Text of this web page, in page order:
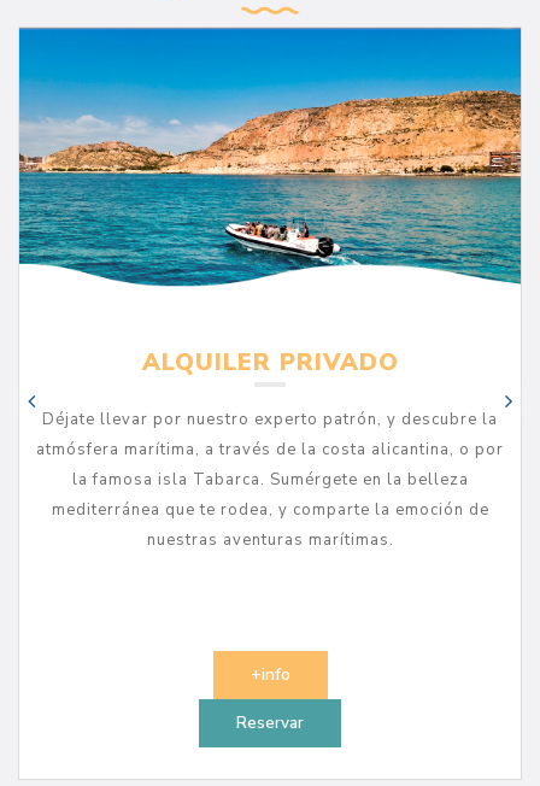
ALQUILER PRIVADO
Déjate llevar por nuestro experto patrón, y descubre la
atmósfera marítima, a través de la costa alicantina, o por
la famosa isla Tabarca. Sumérgete en la belleza
mediterránea que te rodea, y comparte la emoción de
nuestras aventuras marítimas.
+info
Reservar